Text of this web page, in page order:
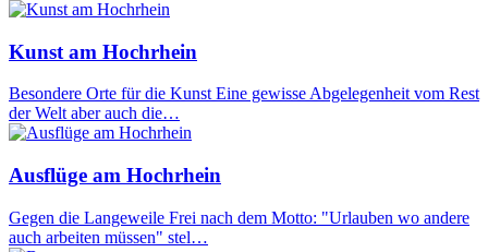
Kunst am Hochrhein
Besondere Orte für die Kunst Eine gewisse Abgelegenheit vom Rest
der Welt aber auch die…
Ausflüge am Hochrhein
Gegen die Langeweile Frei nach dem Motto: "Urlauben wo andere
auch arbeiten müssen" stel…